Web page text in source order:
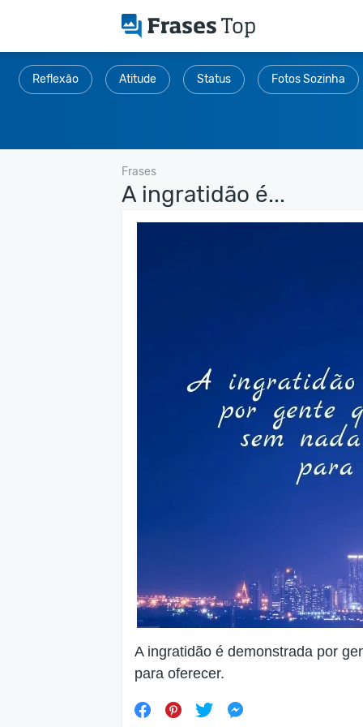
Reflexão Atitude Status Fotos Sozinha
Frases
A ingratidão é...
A ingratidão é demonstrada por
para oferecer.